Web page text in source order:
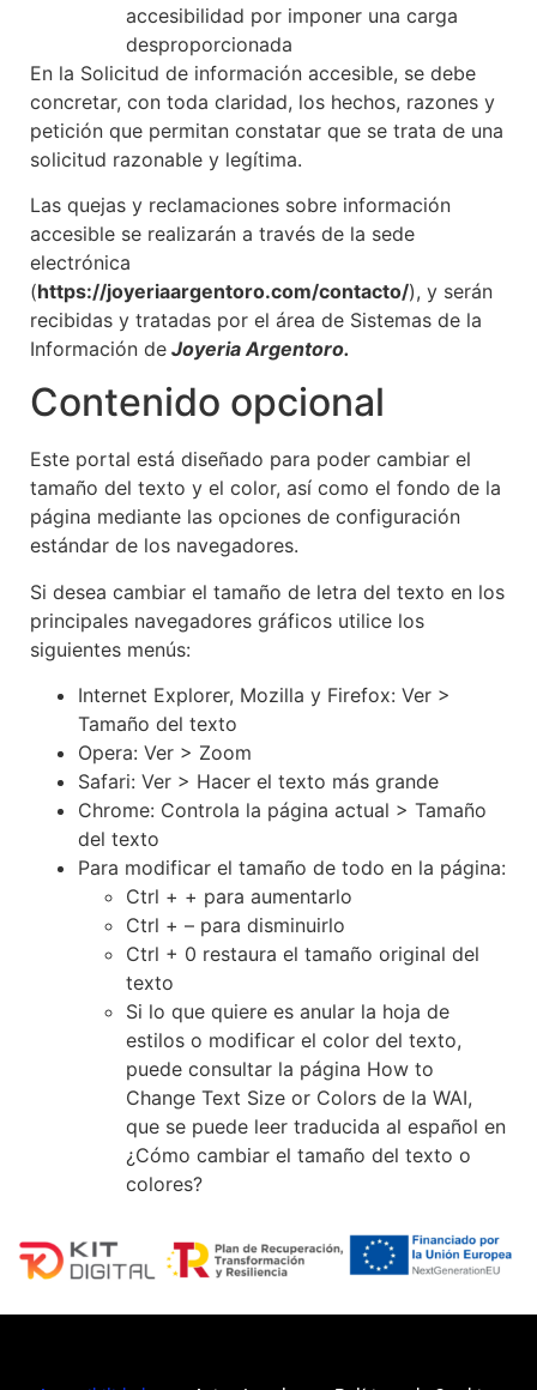
accesibilidad por imponer una carga
desproporcionada
En la Solicitud de información accesible, se debe
concretar, con toda claridad, los hechos, razones y
petición que permitan constatar que se trata de una
solicitud razonable y legítima.
Las quejas y reclamaciones sobre información
accesible se realizarán a través de la sede
electrónica
(https://joyeriaargentoro.com/contacto/), y serán
recibidas y tratadas por el área de Sistemas de la
Información de Joyeria Argentoro.
Contenido opcional
Este portal está diseñado para poder cambiar el
tamaño del texto y el color, así como el fondo de la
página mediante las opciones de configuración
estándar de los navegadores.
Si desea cambiar el tamaño de letra del texto en los
principales navegadores gráficos utilice los
siguientes menús:
Internet Explorer, Mozilla y Firefox: Ver >
Tamaño del texto
Opera: Ver > Zoom
Safari: Ver > Hacer el texto más grande
Chrome: Controla la página actual > Tamaño
del texto
Para modificar el tamaño de todo en la página:
Ctrl + + para aumentarlo
Ctrl + – para disminuirlo
Ctrl + 0 restaura el tamaño original del
texto
Si lo que quiere es anular la hoja de
estilos o modificar el color del texto,
puede consultar la página How to
Change Text Size or Colors de la WAI,
que se puede leer traducida al español en
¿Cómo cambiar el tamaño del texto o
colores?